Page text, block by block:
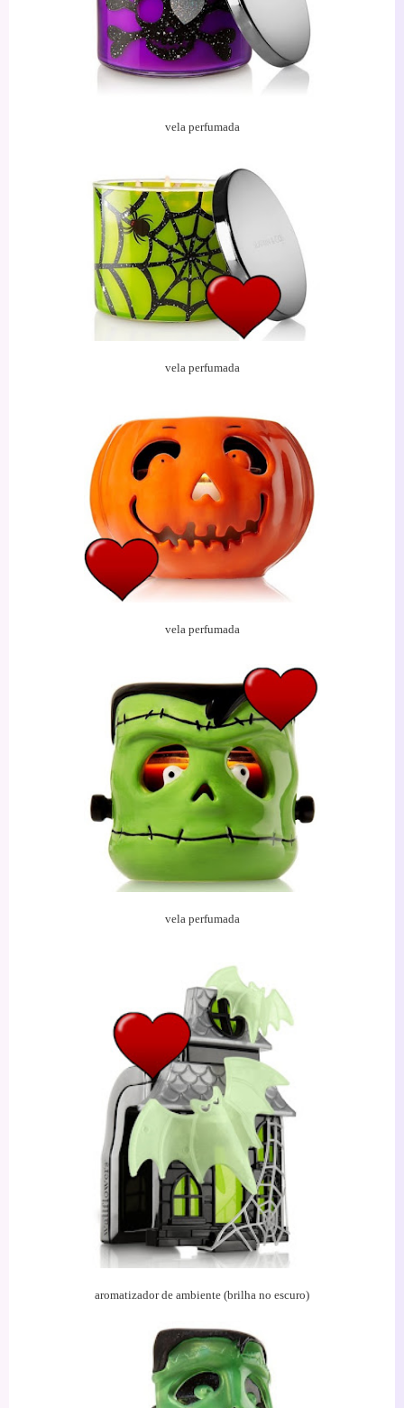
vela perfumada
vela perfumada
vela perfumada
vela perfumada
aromatizador de ambiente (brilha no escuro)